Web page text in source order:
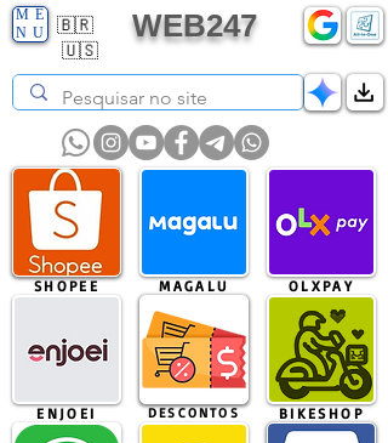
🇧🇷
🇺🇸
ME
NU
WEB247
BIKESHOP
ENJOEI
SHOPEE MAGALU OLXPAY
DESCONTOS